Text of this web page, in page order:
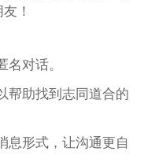
！
对话。
帮助找到志同道合的
息形式，让沟通更自